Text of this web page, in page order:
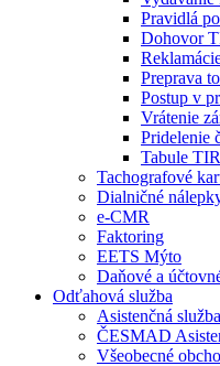
Pravidlá
Dohovor
Preprava
Postup v
Vrátenie
Pridelenie
Tabule
Tachografové
Dialničné
e-CMR
Faktoring
EETS Mýto
Daňové a
Odťahová služba
Asistenčná služba
ČESMAD
Všeobecné